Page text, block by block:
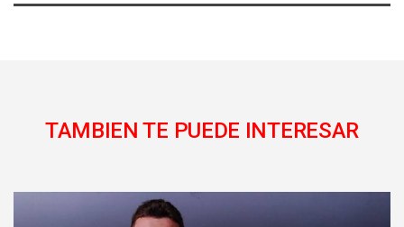
TAMBIEN TE PUEDE INTERESAR